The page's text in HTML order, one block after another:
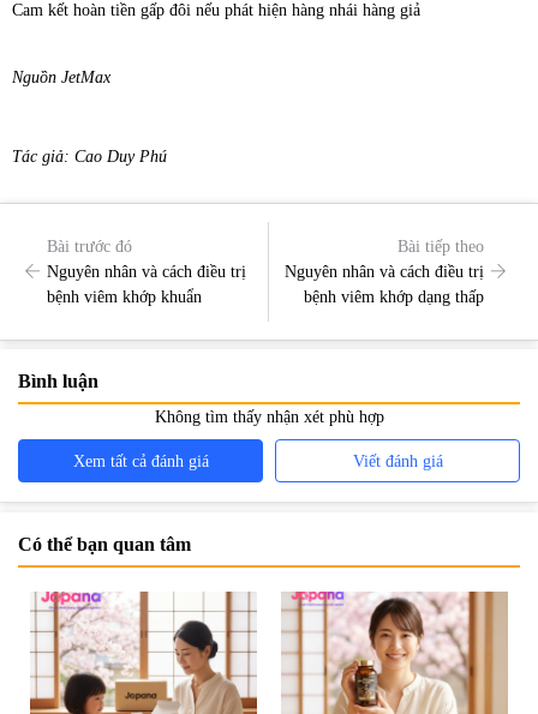
Cam kết hoàn tiền gấp đôi nếu phát hiện hàng nhái hàng giả
Nguồn JetMax
Tác giả: Cao Duy Phú
Bài trước đó
Nguyên nhân và cách điều trị
bệnh viêm khớp khuẩn
Bài tiếp theo
Nguyên nhân và cách điều trị
bệnh viêm khớp dạng thấp
Bình luận
Không tìm thấy nhận xét phù hợp
Xem tất cả đánh giá Viết đánh giá
Có thể bạn quan tâm